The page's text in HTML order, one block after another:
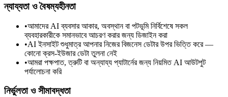
ন্যায্যতা ও বৈষম্যহীনতা
•আমাদের AI ব্যবসার আকার, অবস্থান বা পটভূমি নির্বিশেষে সকল
ব্যবহারকারীকে সমানভাবে আচরণ করার জন্য ডিজাইন করা
•AI ইনসাইট শুধুমাত্র আপনার নিজের বিজনেস ডেটার উপর ভিত্তি করে —
কোনো ক্রস-ইউজার ডেটা তুলনা নেই
•আমরা পক্ষপাত, ত্রুটি বা অন্যায্য প্যাটার্নের জন্য নিয়মিত AI আউটপুট
পর্যালোচনা করি
নির্ভুলতা ও সীমাবদ্ধতা